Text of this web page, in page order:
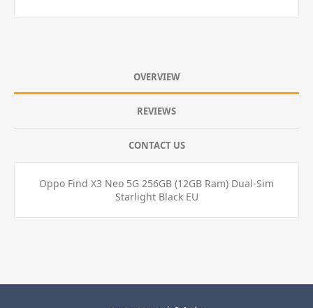
OVERVIEW
REVIEWS
CONTACT US
Oppo Find X3 Neo 5G 256GB (12GB Ram) Dual-Sim
Starlight Black EU